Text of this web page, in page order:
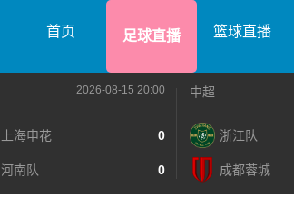
首页 足球直播 篮球直播
2026-08-15 20:00
上海申花 0
河南队 0
中超
浙江队
成都蓉城